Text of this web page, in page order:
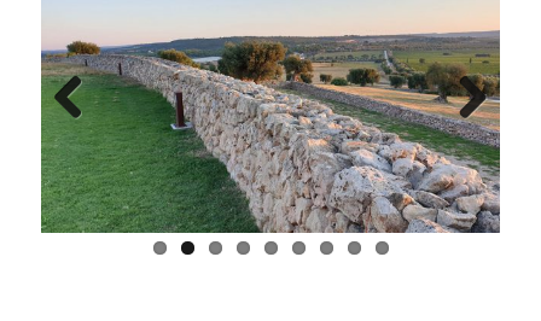
Previous Next